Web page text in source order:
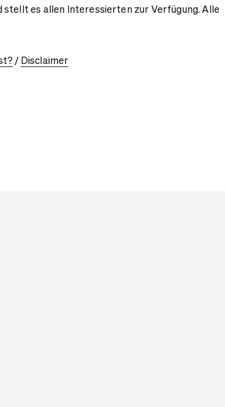
es allen Interessierten zur Verfügung. Alle
/Disclaimer